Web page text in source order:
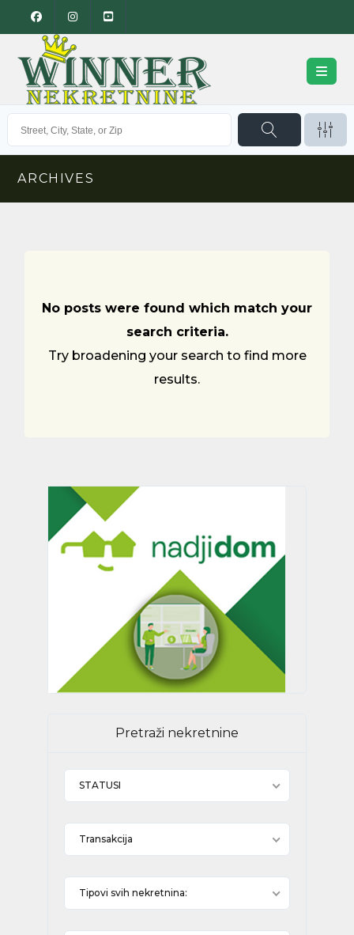
ARCHIVES
No posts were found which match your
search criteria.
Try broadening your search to find more
results.
Pretraži nekretnine
STATUSI
Transakcija
Tipovi svih nekretnina: